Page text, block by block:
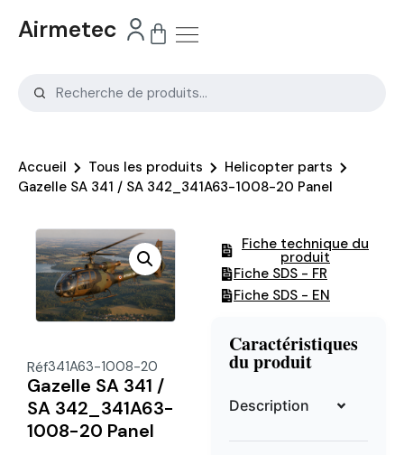
Airmetec
Accueil Tous les produits
Helicopter parts
Gazelle SA 341 / SA 342_341A63-1008-20 Panel
Réf341A63-1008-20
Gazelle SA 341 /
SA 342_341A63-
1008-20 Panel
Fiche technique du
produit
Fiche SDS - FR
Fiche SDS - EN
Caractéristiques
du produit
Description